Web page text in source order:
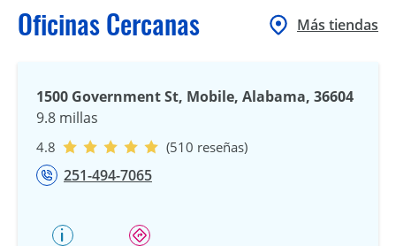
Oficinas Cercanas Más tiendas
1500 Government St, Mobile, Alabama, 36604
9.8 millas
4.8 (510 reseñas)
251-494-7065